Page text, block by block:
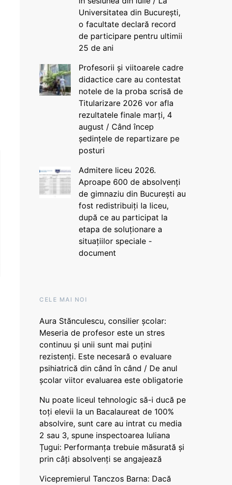
Universitatea din București,
o facultate declară record
de participare pentru ultimii
25 de ani
Profesorii și viitoarele cadre
didactice care au contestat
notele de la proba scrisă de
Titularizare 2026 vor afla
rezultatele finale marți, 4
august / Când încep
ședințele de repartizare pe
posturi
Admitere liceu 2026.
Aproape 600 de absolvenți
de gimnaziu din București au
fost redistribuiți la liceu,
după ce au participat la
etapa de soluționare a
situațiilor speciale -
document
CELE MAI NOI
Aura Stănculescu, consilier școlar:
Meseria de profesor este un stres
continuu și unii sunt mai puțini
rezistenți. Este necesară o evaluare
psihiatrică din când în când / De anul
școlar viitor evaluarea este obligatorie
Nu poate liceul tehnologic să-i ducă pe
toți elevii la un Bacalaureat de 100%
absolvire, sunt care au intrat cu media
2 sau 3, spune inspectoarea Iuliana
Țugui: Performanța trebuie măsurată și
prin câți absolvenți se angajează
Vicepremierul Tanczos Barna: Dacă